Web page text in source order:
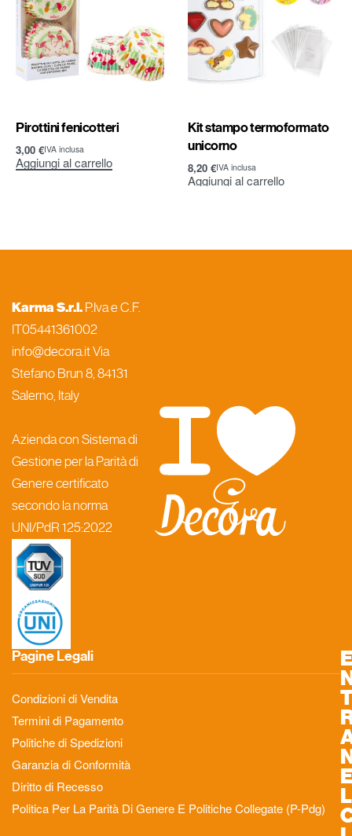
Pirottini fenicotteri
3,00 €IVA inclusa
Aggiungi al carrello
Kit stampo termoformato
unicorno
8,20 €IVA inclusa
Aggiungi al carrello
Karma S.r.l. P.Iva e C.F.
IT05441361002
info@decora.it Via
Stefano Brun 8, 84131
Salerno, Italy
Azienda con Sistema di
Gestione per la Parità di
Genere certificato
secondo la norma
UNI/PdR 125:2022
Pagine Legali
Condizioni di Vendita
Termini di Pagamento
Politiche di Spedizioni
Garanzia di Conformità
Diritto di Recesso
Politica Per La Parità Di Genere E Politiche Collegate (P-Pdg)
L